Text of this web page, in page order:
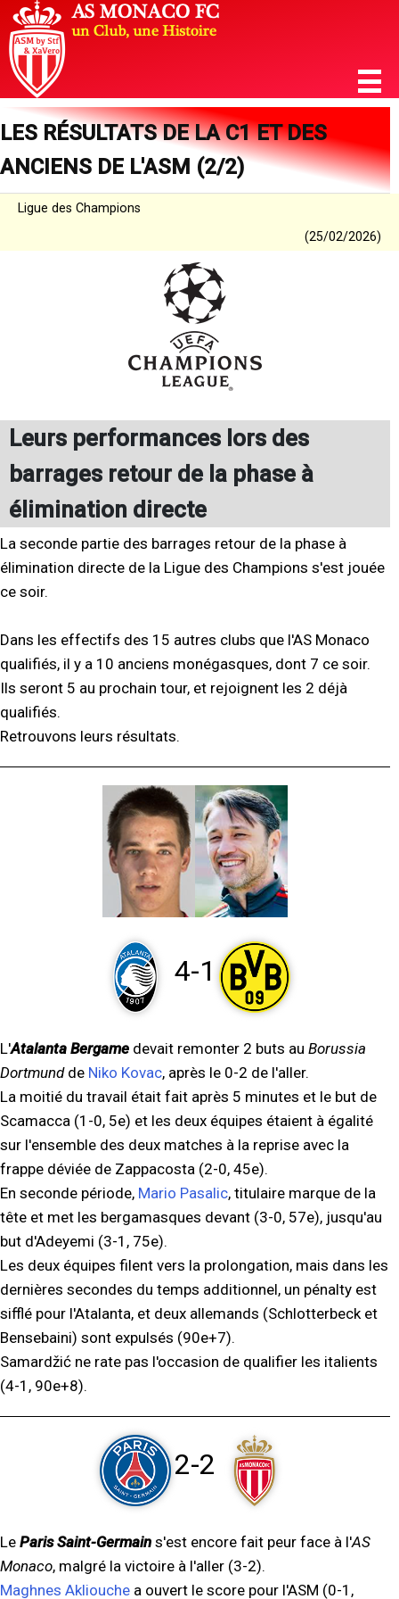
LES RÉSULTATS DE LA C1 ET DES
ANCIENS DE L'ASM (2/2)
Ligue des Champions
(25/02/2026)
Leurs performances lors des
barrages retour de la phase à
élimination directe
La seconde partie des barrages retour de la phase à
élimination directe de la Ligue des Champions s'est jouée
ce soir.
Dans les effectifs des 15 autres clubs que l'AS Monaco
qualifiés, il y a 10 anciens monégasques, dont 7 ce soir.
Ils seront 5 au prochain tour, et rejoignent les 2 déjà
qualifiés.
Retrouvons leurs résultats.
4-1
L'Atalanta Bergame devait remonter 2 buts au Borussia
Dortmundde Niko Kovac, après le 0-2 de l'aller.
La moitié du travail était fait après 5 minutes et le but de
Scamacca (1-0, 5e) et les deux équipes étaient à égalité
sur l'ensemble des deux matches à la reprise avec la
frappe déviée de Zappacosta (2-0, 45e).
En seconde période, Mario Pasalic, titulaire marque de la
tête et met les bergamasques devant (3-0, 57e), jusqu'au
but d'Adeyemi (3-1, 75e).
Les deux équipes filent vers la prolongation, mais dans les
dernières secondes du temps additionnel, un pénalty est
sifflé pour l'Atalanta, et deux allemands (Schlotterbeck et
Bensebaini) sont expulsés (90e+7).
Samardžić ne rate pas l'occasion de qualifier les italients
(4-1, 90e+8).
2-2
Le Paris Saint-Germain s'est encore fait peur face à l'AS
Monaco, malgré la victoire à l'aller (3-2).
Maghnes Akliouche a ouvert le score pour l'ASM (0-1,